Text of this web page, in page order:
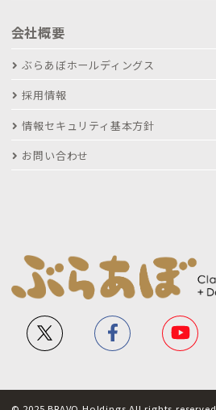
会社概要
ぶらあぼホールディングス
採用情報
情報セキュリティ基本方針
お問い合わせ